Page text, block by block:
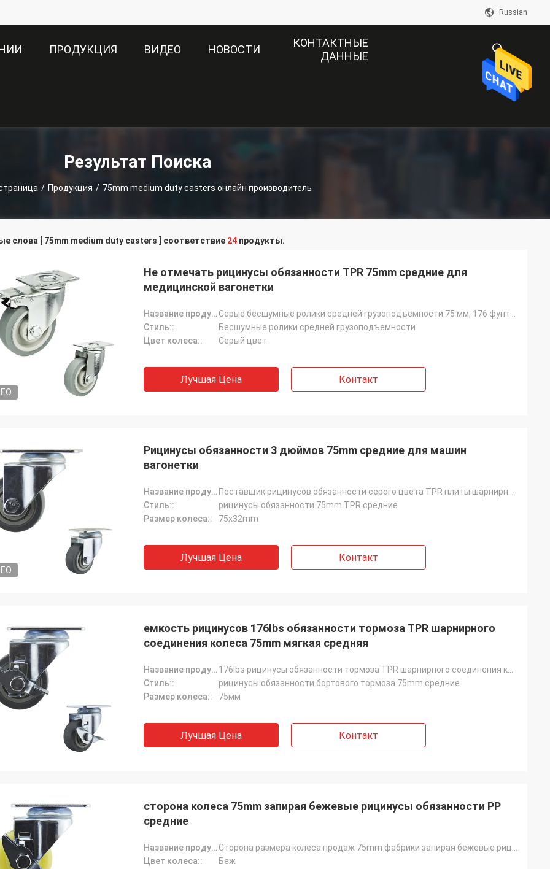
Russian
ПРОДУКЦИЯ ВИДЕО НОВОСТИ
КОНТАКТНЫЕ
ДАННЫЕ
Результат Поиска
/ Продукция / 75mm medium duty casters онлайн производитель
слова [ 75mm medium duty casters ] соответствие 24 продукты.
Не отмечать рицинусы обязанности TPR 75mm средние для
медицинской вагонетки
Название продукта:
Стиль::
Бесшумные ролики средней грузоподъемности
Цвет колеса::
Серый цвет
Лучшая Цена Контакт
Рицинусы обязанности 3 дюймов 75mm средние для машин
вагонетки
Название продукта:
Стиль::
рицинусы обязанности 75mm TPR средние
Размер колеса::
75x32mm
Лучшая Цена Контакт
емкость рицинусов 176lbs обязанности тормоза TPR шарнирного
соединения колеса 75mm мягкая средняя
Название продукта:
Стиль::
рицинусы обязанности бортового тормоза 75mm средние
Размер колеса::
75мм
Лучшая Цена Контакт
сторона колеса 75mm запирая бежевые рицинусы обязанности PP
средние
Название продукта:
Цвет колеса::
Беж